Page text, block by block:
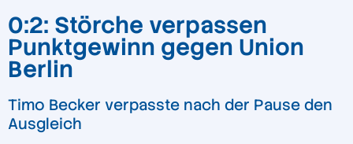
0:2: Störche verpassen
Punktgewinn gegen Union
Berlin
Timo Becker verpasste nach der Pause den
Ausgleich